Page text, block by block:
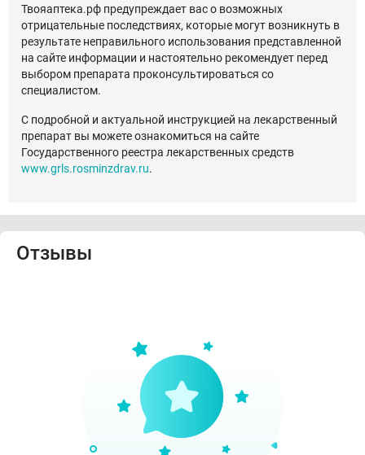
Твояаптека.рф предупреждает вас о возможных
отрицательные последствиях, которые могут возникнуть в
результате неправильного использования представленной
на сайте информации и настоятельно рекомендует перед
выбором препарата проконсультироваться со
специалистом.
С подробной и актуальной инструкцией на лекарственный
препарат вы можете ознакомиться на сайте
Государственного реестра лекарственных средств
www.grls.rosminzdrav.ru.
Отзывы